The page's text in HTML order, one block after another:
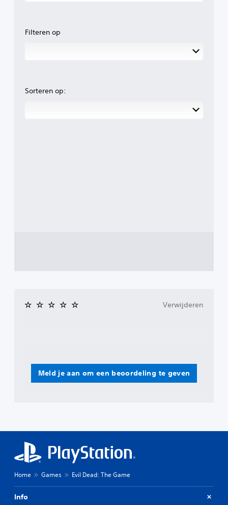
Filteren op
Sorteren op:
Meld je aan om een beoordeling te geven
Verwijderen
Home Games Evil Dead: The Game
Info